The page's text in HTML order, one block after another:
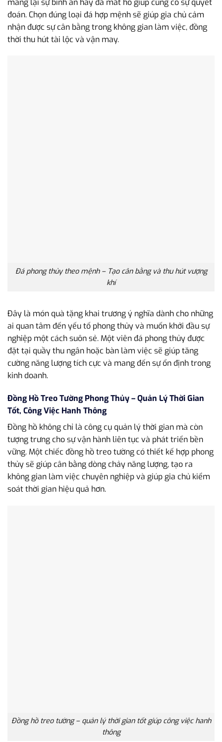
đoán. Chọn đúng loại đá hợp mệnh sẽ giúp gia chủ cảm
nhận được sự cân bằng trong không gian làm việc, đồng
thời thu hút tài lộc và vận may.
Đá phong thủy theo mệnh – Tạo cân bằng và thu hút vượng
khí
Đây là món quà tặng khai trương ý nghĩa dành cho những
ai quan tâm đến yếu tố phong thủy và muốn khởi đầu sự
nghiệp một cách suôn sẻ. Một viên đá phong thủy được
đặt tại quầy thu ngân hoặc bàn làm việc sẽ giúp tăng
cường năng lượng tích cực và mang đến sự ổn định trong
kinh doanh.
Đồng Hồ Treo Tường Phong Thủy – Quản Lý Thời Gian
Tốt, Công Việc Hanh Thông
Đồng hồ không chỉ là công cụ quản lý thời gian mà còn
tượng trưng cho sự vận hành liên tục và phát triển bền
vững. Một chiếc đồng hồ treo tường có thiết kế hợp phong
thủy sẽ giúp cân bằng dòng chảy năng lượng, tạo ra
không gian làm việc chuyên nghiệp và giúp gia chủ kiểm
soát thời gian hiệu quả hơn.
Đồng hồ treo tường – quản lý thời gian tốt giúp công việc hanh
thông